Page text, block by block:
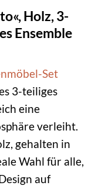
Holz, 3-
Ensemble
Set
3-teiliges
eine
verleiht.
gehalten in
Wahl für alle,
auf